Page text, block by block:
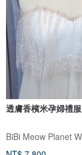
透膚香檳米孕婦禮服